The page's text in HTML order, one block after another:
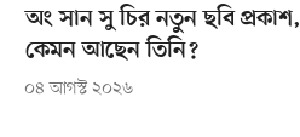
অং সান সু চির নতুন ছবি প্রকাশ,
কেমন আছেন তিনি?
০৪ আগস্ট ২০২৬